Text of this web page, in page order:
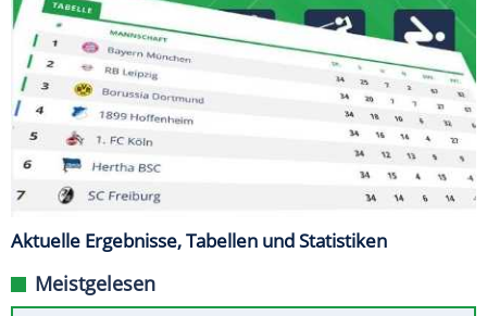
Aktuelle Ergebnisse, Tabellen und Statistiken
Meistgelesen